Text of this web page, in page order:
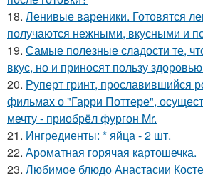
18. Ленивые вареники. Готовятся
получаются нежными, вкусными и
19. Самые полезные сладости те,
вкус, но и приносят пользу
20. Руперт гринт, прославившийся
фильмах о "Гарри Поттере",
мечту - приобрёл фургон Mr.
21. Ингредиенты: * яйца - 2 шт.
22. Ароматная горячая картошечка.
23. Любимое блюдо Анастасии